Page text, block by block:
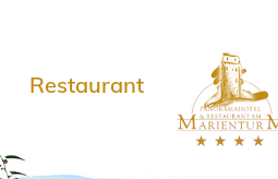
Restaurant